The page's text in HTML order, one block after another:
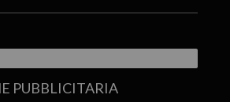
PUBBLICITARIA